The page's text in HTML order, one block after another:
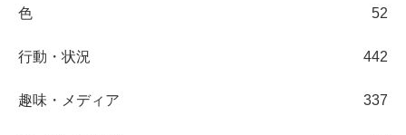
色 52
行動・状況 442
趣味・メディア 337